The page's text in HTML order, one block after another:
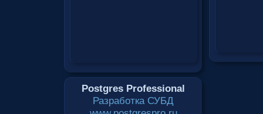
Postgres Professional
Разработка СУБД